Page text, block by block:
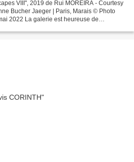
VIII", 2019 de Rui MOREIRA - Courtesy
Bucher Jaeger | Paris, Marais © Photo
2022 La galerie est heureuse de